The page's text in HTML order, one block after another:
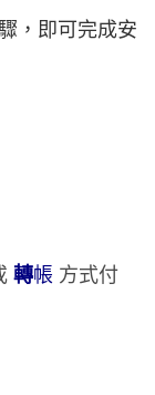
，即可完成安
轉帳 方式付